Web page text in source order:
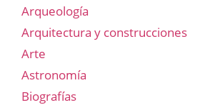
Arqueología
Arquitectura y construcciones
Arte
Astronomía
Biografías